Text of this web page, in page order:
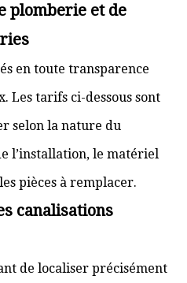
plomberie et de
en toute transparence
Les tarifs ci-dessous sont
selon la nature du
l’installation, le matériel
pièces à remplacer.
canalisations
de localiser précisément